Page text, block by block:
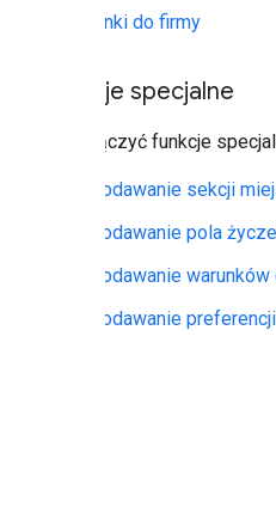
Linki do firmy
Funkcje specjalne
Aby włączyć funkcje
Dodawanie sekcji
Dodawanie pola
Dodawanie
Dodawanie